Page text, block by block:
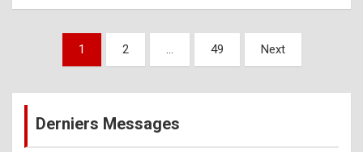
x
a
Pagination
publications
1 2 … 49 Next
Derniers Messages